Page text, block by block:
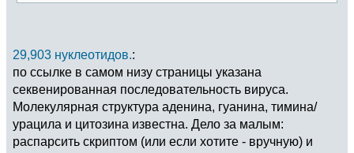
29,903 нуклеотидов.:
по ссылке в самом низу страницы указана
секвенированная последовательность вируса.
Молекулярная структура аденина, гуанина, тимина/
урацила и цитозина известна. Дело за малым:
распарсить скриптом (или если хотите - вручную) и